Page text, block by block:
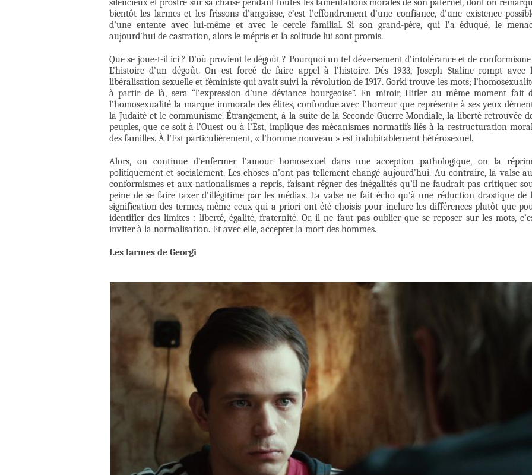
silencieux et prostré sur sa chaise pendant toutes les lamentations morales de son paternel, dont on
bientôt les larmes et les frissons d’angoisse, c’est l’effondrement d’une confiance, d’une existence
d’une entente avec lui-même et avec le cercle familial. Si son grand-père, qui l’a éduqué, le
aujourd’hui de castration, alors le mépris et la solitude lui sont promis.
Que se joue-t-il ici ? D’où provient le dégoût ? Pourquoi un tel déversement d’intolérance et de conformisme
L’histoire d’un dégoût. On est forcé de faire appel à l’histoire. Dès 1933, Joseph Staline rompt avec
libéralisation sexuelle et féministe qui avait suivi la révolution de 1917. Gorki trouve les mots;
à partir de là, sera “l’expression d’une déviance bourgeoise”. En miroir, Hitler au même moment fait
l’homosexualité la marque immorale des élites, confondue avec l’horreur que représente à ses yeux
la Judaité et le communisme. Étrangement, à la suite de la Seconde Guerre Mondiale, la liberté retrouvée
peuples, que ce soit à l’Ouest ou à l’Est, implique des mécanismes normatifs liés à la restructuration
des familles. À l’Est particulièrement, « l’homme nouveau » est indubitablement hétérosexuel.
Alors, on continue d’enfermer l’amour homosexuel dans une acception pathologique, on la
politiquement et socialement. Les choses n’ont pas tellement changé aujourd’hui. Au contraire, la valse
conformismes et aux nationalismes a repris, faisant régner des inégalités qu’il ne faudrait pas critiquer
peine de se faire taxer d’illégitime par les médias. La valse ne fait écho qu’à une réduction drastique de
signification des termes, même ceux qui a priori ont été choisis pour inclure les différences plutôt que
identifier des limites : liberté, égalité, fraternité. Or, il ne faut pas oublier que se reposer sur les mots,
inviter à la normalisation. Et avec elle, accepter la mort des hommes.
Les larmes de Georgi